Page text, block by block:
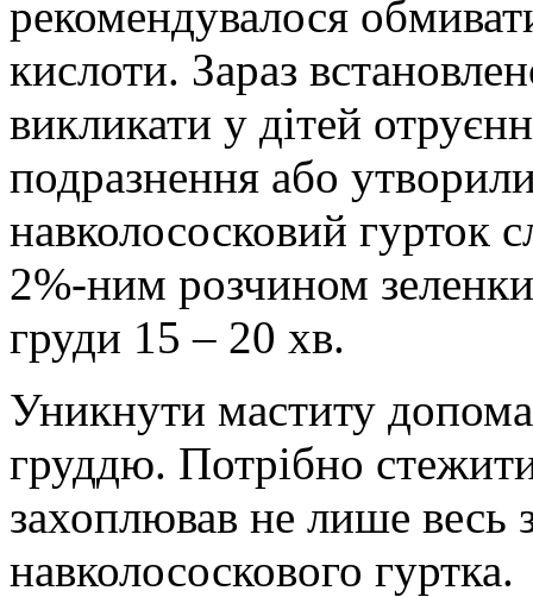
рекомендувалося
кислоти. Зараз
викликати у дітей
подразнення або
навколососковий гурток
2%-ним розчином
груди 15 – 20 хв.
Уникнути маститу
груддю. Потрібно
захоплював не лише весь
навколососкового гуртка.